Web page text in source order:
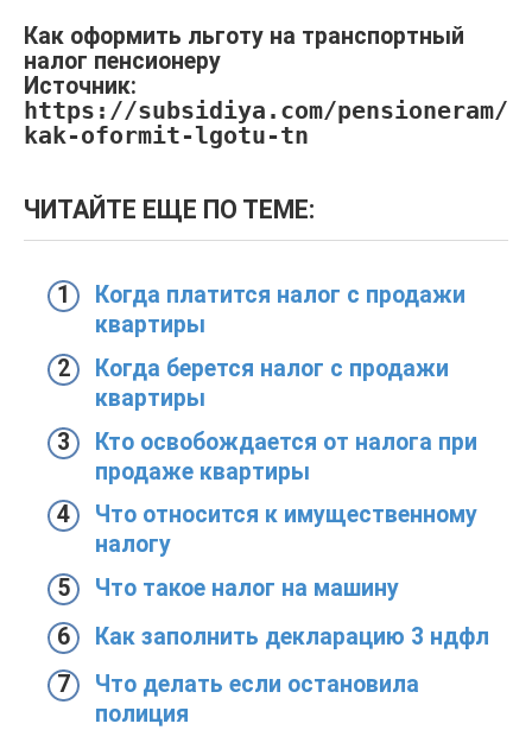
Как оформить льготу на транспортный
налог пенсионеру
Источник:
https://subsidiya.com/pensioneram/
kak-oformit-lgotu-tn
ЧИТАЙТЕ ЕЩЕ ПО ТЕМЕ:
Когда платится налог с продажи
квартиры
Когда берется налог с продажи
квартиры
Кто освобождается от налога при
продаже квартиры
Что относится к имущественному
налогу
Что такое налог на машину
Как заполнить декларацию 3 ндфл
Что делать если остановила
полиция